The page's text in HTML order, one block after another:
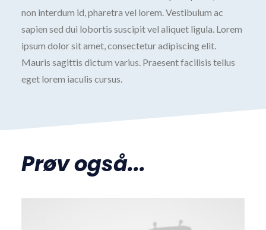
non interdum id, pharetra vel lorem. Vestibulum ac
sapien sed dui lobortis suscipit vel aliquet ligula. Lorem
ipsum dolor sit amet, consectetur adipiscing elit.
Mauris sagittis dictum varius. Praesent facilisis tellus
eget lorem iaculis cursus.
Prøv også...